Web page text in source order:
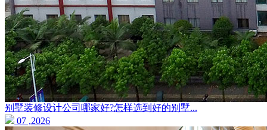
别墅装修设计公司哪家好?怎样选到好的别墅...
07 ,2026